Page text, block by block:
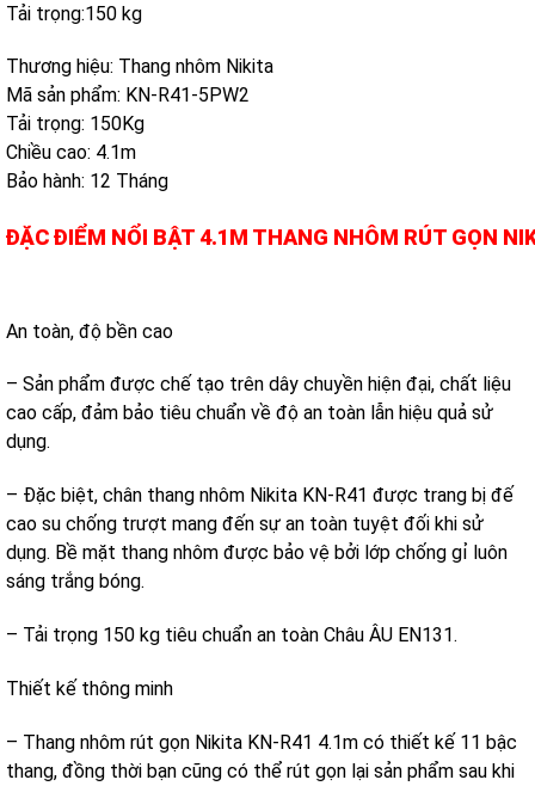
Tải trọng:150 kg
Thương hiệu: Thang nhôm Nikita
Mã sản phẩm: KN-R41-5PW2
Tải trọng: 150Kg
Chiều cao: 4.1m
Bảo hành: 12 Tháng
ĐẶC ĐIỂM NỔI BẬT 4.1M THANG NHÔM RÚT GỌN
An toàn, độ bền cao
– Sản phẩm được chế tạo trên dây chuyền hiện đại, chất liệu
cao cấp, đảm bảo tiêu chuẩn về độ an toàn lẫn hiệu quả sử
dụng.
– Đặc biệt, chân thang nhôm Nikita KN-R41 được trang bị đế
cao su chống trượt mang đến sự an toàn tuyệt đối khi sử
dụng. Bề mặt thang nhôm được bảo vệ bởi lớp chống gỉ luôn
sáng trắng bóng.
– Tải trọng 150 kg tiêu chuẩn an toàn Châu ÂU EN131.
Thiết kế thông minh
– Thang nhôm rút gọn Nikita KN-R41 4.1m có thiết kế 11 bậc
thang, đồng thời bạn cũng có thể rút gọn lại sản phẩm sau khi